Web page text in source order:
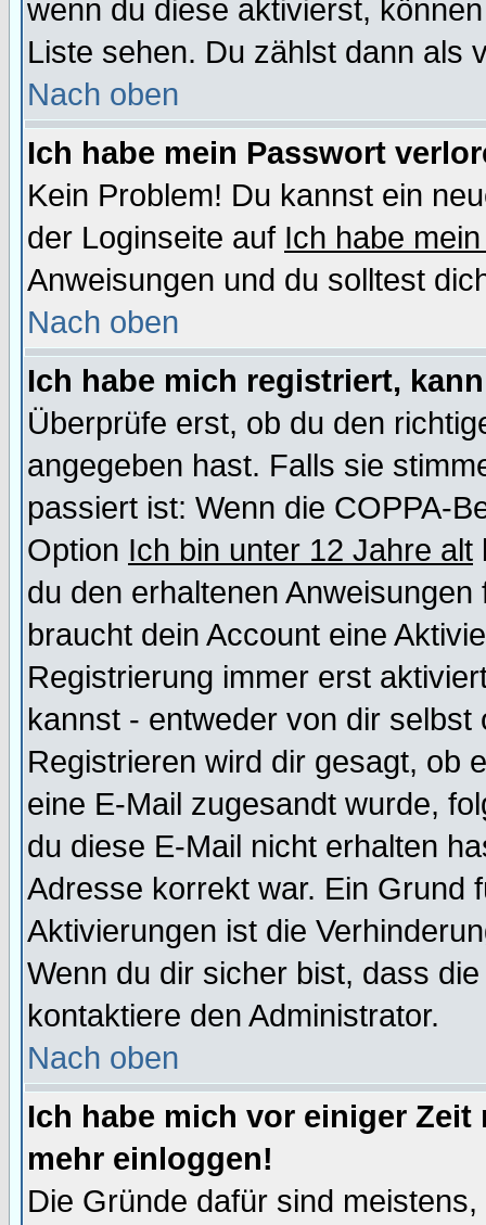
wenn du diese aktivierst,
Liste sehen. Du zählst dann als
Nach oben
Ich habe mein Passwort
Kein Problem! Du kannst ein
der Loginseite auf Ich habe
Anweisungen und du solltest
Nach oben
Ich habe mich registriert,
Überprüfe erst, ob du den
angegeben hast. Falls sie
passiert ist: Wenn die COPPA-
Option Ich bin unter 12 Jahre alt
du den erhaltenen
braucht dein Account eine
Registrierung immer erst
kannst - entweder von dir selbst
Registrieren wird dir gesagt, ob
eine E-Mail zugesandt wurde,
du diese E-Mail nicht erhalten
Adresse korrekt war. Ein Grund
Aktivierungen ist die
Wenn du dir sicher bist, dass
kontaktiere den Administrator.
Nach oben
Ich habe mich vor einiger
mehr einloggen!
Die Gründe dafür sind